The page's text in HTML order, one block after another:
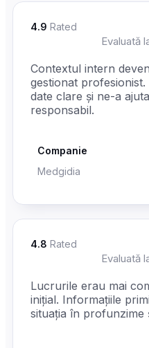
4.9 Rated
Evaluată
Contextul intern
gestionat
date clare și ne-a
responsabil.
Companie
Medgidia
4.8 Rated
Evaluată
Lucrurile erau mai
inițial. Informațiile
situația în profunzime